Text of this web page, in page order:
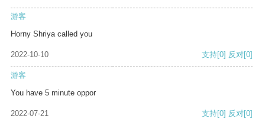
游客
Horny Shriya called you
2022-10-10 支持[0] 反对[0]
游客
You have 5 minute oppor
2022-07-21 支持[0] 反对[0]